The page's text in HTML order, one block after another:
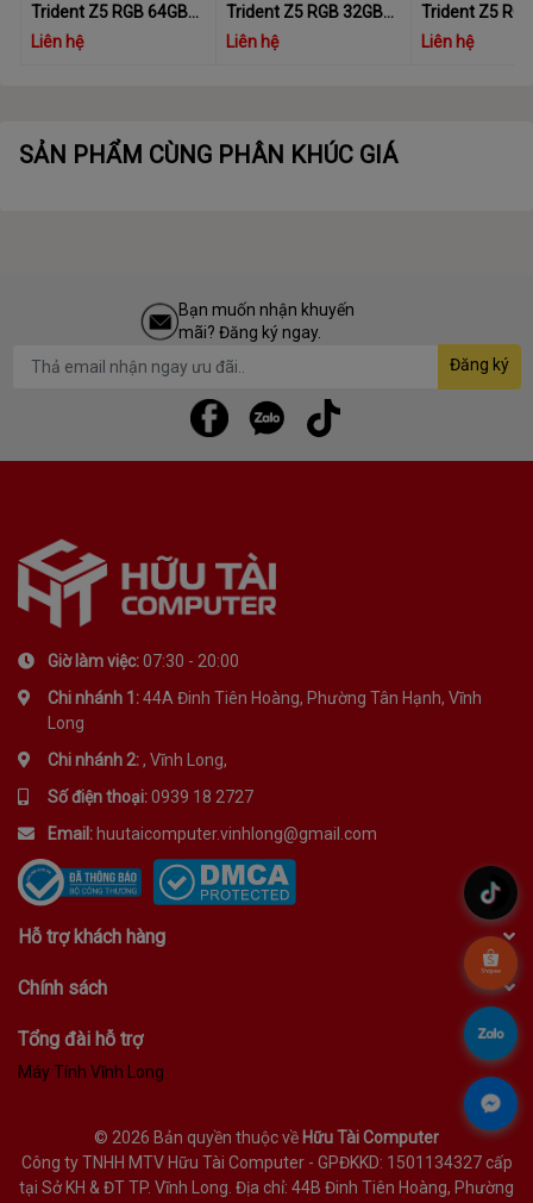
Trident Z5 RGB 64GB
6000MHz DDR5
(32GBx2) F5-
Liên hệ
Trident Z5 RGB 32GB
6000MHz DDR5
(16GBx2) F5-
Liên hệ
Trident Z5
6000MHz
(16GBx2)
Liên hệ
SẢN PHẨM CÙNG PHÂN KHÚC GIÁ
Bạn muốn nhận khuyến
mãi? Đăng ký ngay.
Đăng ký
Giờ làm việc:07:30 - 20:00
Chi nhánh 1:44A Đinh Tiên Hoàng, Phường Tân Hạnh, Vĩnh
Long
Chi nhánh 2:, Vĩnh Long,
Số điện thoại:0939 18 2727
Email: huutaicomputer.vinhlong@gmail.com
Hỗ trợ khách hàng
Chính sách
Tổng đài hỗ trợ
Máy Tính Vĩnh Long
© 2026 Bản quyền thuộc về Hữu Tài Computer
Công ty TNHH MTV Hữu Tài Computer - GPĐKKD: 1501134327 cấp
tại Sở KH & ĐT TP. Vĩnh Long. Địa chỉ: 44B Đinh Tiên Hoàng, Phường
.
.
.
.